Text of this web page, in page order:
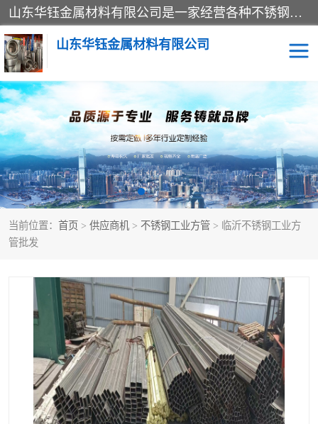
山东华钰金属材料有限公司是一家经营各种不锈钢管材、板材、圆钢、法兰、封头、型材等产品的公司；主营产品有：不锈钢管，激光切割，管件标准件，不锈钢圆钢，不锈钢人孔，不锈钢亮管，不锈钢角钢，不锈钢加工，不锈钢管子，不锈钢工业方管，不锈钢封头，不锈钢法兰，不锈钢阀门，不锈钢槽钢，不锈钢扁钢，不锈钢板等；可为客户制作各种规格的型材及不锈钢配件、非标准件及各种容器具等，能满足客户的不同采购要求。
山东华钰金属材料有限公司
当前位置： 首页 > 供应商机 > 不锈钢工业方管 > 临沂不锈钢工业方
管批发
不锈钢管 激光切割
管件标准件 不锈钢圆钢
不锈钢人孔 不锈钢亮管
不锈钢角钢 不锈钢加工
不锈钢封头 不锈钢法兰
不锈钢阀门 不锈钢槽钢
不锈钢扁钢